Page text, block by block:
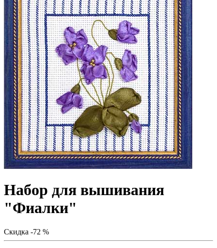
Набор для вышивания
"Фиалки"
Скидка -72 %